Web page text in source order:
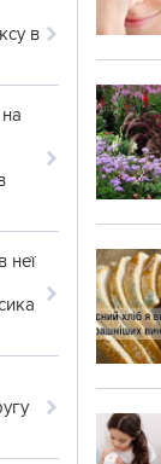
в
неї